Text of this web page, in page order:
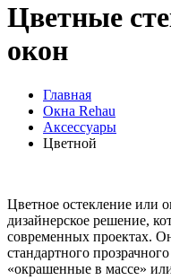
Цветные
окон
Главная
Окна Rehau
Аксессуары
Цветной
Цветное остекление или
дизайнерское решение,
современных проектах.
стандартного
«окрашенные в массе»